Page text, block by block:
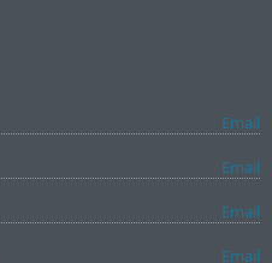
Email
Email
Email
Email